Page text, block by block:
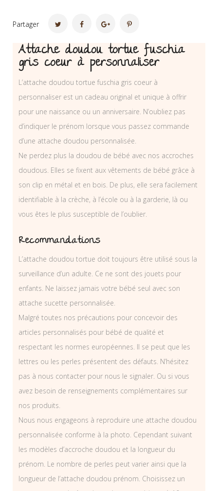
Partager
Attache doudou tortue fuschia
gris coeur à personnaliser
L’attache doudou tortue fuschia gris coeur à
personnaliser est un cadeau original et unique à offrir
pour une naissance ou un anniversaire. N’oubliez pas
d’indiquer le prénom lorsque vous passez commande
d’une attache doudou personnalisée.
Ne perdez plus la doudou de bébé avec nos accroches
doudous. Elles se fixent aux vêtements de bébé grâce à
son clip en métal et en bois. De plus, elle sera facilement
identifiable à la crèche, à l’école ou à la garderie, là ou
vous êtes le plus susceptible de l’oublier.
Recommandations
L’attache doudou tortue doit toujours être utilisé sous la
surveillance d’un adulte. Ce ne sont des jouets pour
enfants. Ne laissez jamais votre bébé seul avec son
attache sucette personnalisée.
Malgré toutes nos précautions pour concevoir des
articles personnalisés pour bébé de qualité et
respectant les normes européennes. Il se peut que les
lettres ou les perles présentent des défauts. N’hésitez
pas à nous contacter pour nous le signaler. Ou si vous
avez besoin de renseignements complémentaires sur
nos produits.
Nous nous engageons à reproduire une attache doudou
personnalisée conforme à la photo. Cependant suivant
les modèles d’accroche doudou et la longueur du
prénom. Le nombre de perles peut varier ainsi que la
longueur de l’attache doudou prénom. Choisissez un